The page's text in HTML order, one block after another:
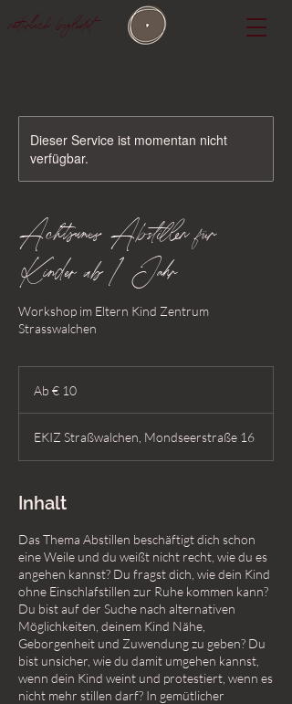
natürlich begleitet
Dieser Service ist momentan nicht
verfügbar.
Achtsames Abstillen für
Kinder ab 1 Jahr
Workshop im Eltern Kind Zentrum
Strasswalchen
EuroAb € 10
EKIZ Straßwalchen, Mondseerstraße 16
Inhalt
Das Thema Abstillen beschäftigt dich schon
eine Weile und du weißt nicht recht, wie du es
angehen kannst? Du fragst dich, wie dein Kind
ohne Einschlafstillen zur Ruhe kommen kann?
Du bist auf der Suche nach alternativen
Möglichkeiten, deinem Kind Nähe,
Geborgenheit und Zuwendung zu geben? Du
bist unsicher, wie du damit umgehen kannst,
wenn dein Kind weint und protestiert, wenn es
nicht mehr stillen darf? In gemütlicher